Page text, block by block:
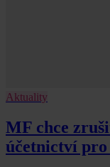
Aktuality
MF chce
účetnictví